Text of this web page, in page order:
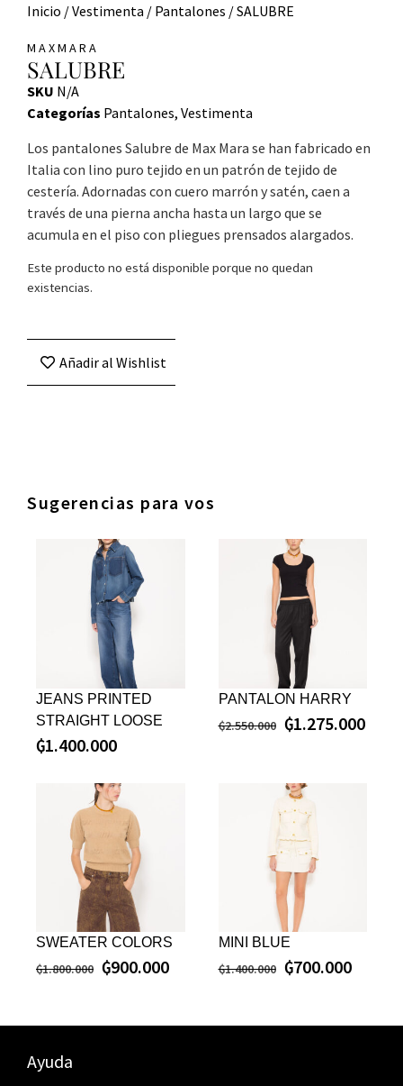
Inicio /Vestimenta / Pantalones / SALUBRE
MAXMARA
SALUBRE
SKU N/A
Categorías Pantalones, Vestimenta
Los pantalones Salubre de Max Mara se han fabricado en
Italia con lino puro tejido en un patrón de tejido de
cestería. Adornadas con cuero marrón y satén, caen a
través de una pierna ancha hasta un largo que se
acumula en el piso con pliegues prensados ​​alargados.
Este producto no está disponible porque no quedan
existencias.
Añadir al Wishlist
Sugerencias para vos
JEANS PRINTED
STRAIGHT LOOSE
₲1.400.000
PANTALON HARRY
₲2.550.000 ₲1.275.000
SWEATER COLORS
₲1.800.000 ₲900.000
MINI BLUE
₲1.400.000 ₲700.000
Ayuda